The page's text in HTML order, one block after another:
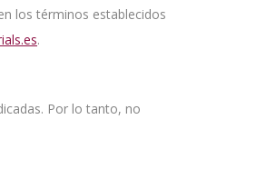
los términos establecidos
.
Por lo tanto, no